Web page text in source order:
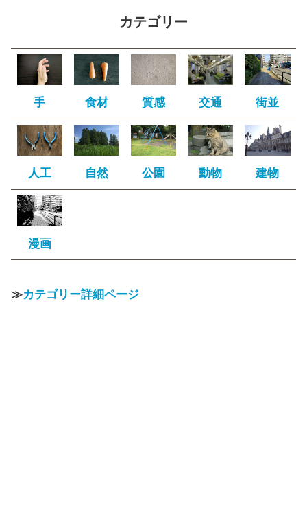
カテゴリー
手 食材 質感 交通 街並
人工 自然 公園 動物 建物
漫画
≫カテゴリー詳細ページ